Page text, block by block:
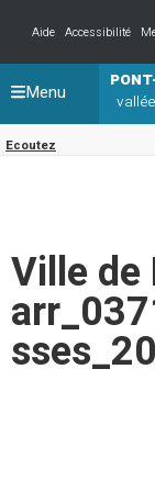
Aide
Accessibilité
Ecoutez
Menu
Ville